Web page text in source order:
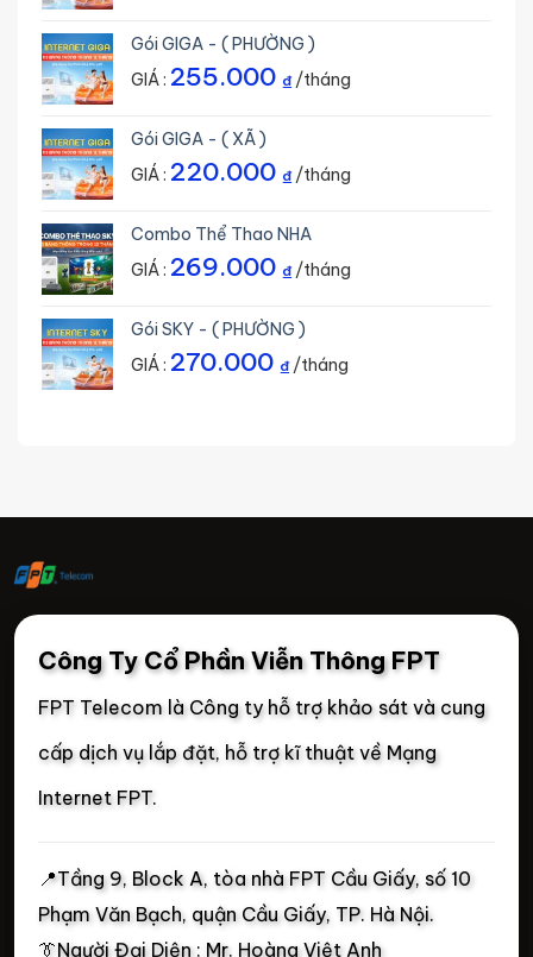
Gói GIGA - ( PHƯỜNG )
GIÁ : 255.000 ₫/tháng
Gói GIGA - ( XÃ )
GIÁ : 220.000 ₫/tháng
Combo Thể Thao NHA
GIÁ : 269.000 ₫/tháng
Gói SKY - ( PHƯỜNG )
GIÁ : 270.000 ₫/tháng
Công Ty Cổ Phần Viễn Thông FPT
FPT Telecom là Công ty hỗ trợ khảo sát và cung
cấp dịch vụ lắp đặt, hỗ trợ kĩ thuật về Mạng
Internet FPT.
📍Tầng 9, Block A, tòa nhà FPT Cầu Giấy, số 10
Phạm Văn Bạch, quận Cầu Giấy, TP. Hà Nội.
👔Người Đại Diện : Mr. Hoàng Việt Anh